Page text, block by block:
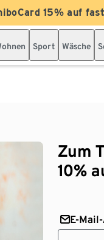
15% auf
Sport Wäsche
Zum
10%
E-